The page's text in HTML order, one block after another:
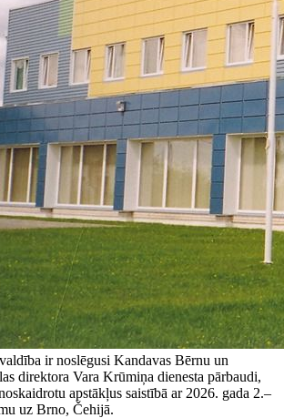
ir noslēgusi Kandavas Bērnu un
direktora Vara Krūmiņa dienesta pārbaudi,
apstākļus saistībā ar 2026. gada 2.–
uz Brno, Čehijā.